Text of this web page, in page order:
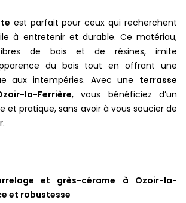
est parfait pour ceux qui recherchent
à entretenir et durable. Ce matériau,
de bois et de résines, imite
du bois tout en offrant une
aux intempéries. Avec une terrasse
la-Ferrière, vous bénéficiez d’un
et pratique, sans avoir à vous soucier de
et grès-cérame à Ozoir-la-
et robustesse